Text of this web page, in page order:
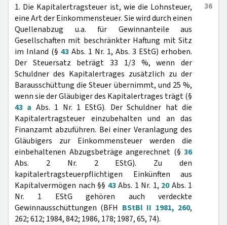
36
1. Die Kapitalertragsteuer ist, wie die Lohnsteuer,
eine Art der Einkommensteuer. Sie wird durch einen
Quellenabzug u.a. für Gewinnanteile aus
Gesellschaften mit beschränkter Haftung mit Sitz
im Inland (§ 43 Abs. 1 Nr. 1, Abs. 3 EStG) erhoben.
Der Steuersatz beträgt 33 1/3 %, wenn der
Schuldner des Kapitalertrages zusätzlich zu der
Barausschüttung die Steuer übernimmt, und 25 %,
wenn sie der Gläubiger des Kapitalertrages trägt (§
43 a Abs. 1 Nr. 1 EStG). Der Schuldner hat die
Kapitalertragsteuer einzubehalten und an das
Finanzamt abzuführen. Bei einer Veranlagung des
Gläubigers zur Einkommensteuer werden die
einbehaltenen Abzugsbeträge angerechnet (§ 36
Abs. 2 Nr. 2 EStG). Zu den
kapitalertragsteuerpflichtigen Einkünften aus
Kapitalvermögen nach §§ 43Abs. 1 Nr. 1, 20Abs. 1
Nr. 1 EStG gehören auch verdeckte
Gewinnausschüttungen (BFH BStBl II 1981, 260,
262; 612; 1984, 842; 1986, 178; 1987, 65, 74).